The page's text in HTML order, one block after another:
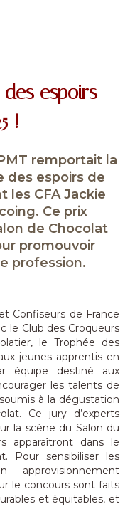
espoirs
!
remportait la
des espoirs de
les CFA Jackie
Ce prix
de Chocolat
promouvoir
profession.
Confiseurs de France
le Club des Croqueurs
le Trophée des
jeunes apprentis en
équipe destiné aux
les talents de
à la dégustation
Ce jury d’experts
la scène du Salon du
apparaîtront dans le
Pour sensibiliser les
approvisionnement
le concours sont faits
et équitables, et